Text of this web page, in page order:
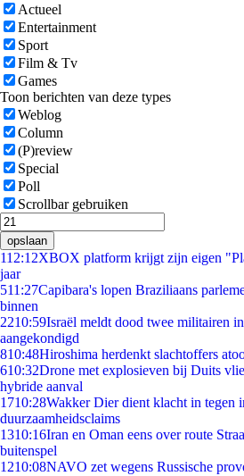
Actueel
Entertainment
Sport
Film & Tv
Games
Toon berichten van deze types
Weblog
Column
(P)review
Special
Poll
Scrollbar gebruiken
opslaan
112:12XBOX platform krijgt zijn eigen
jaar
511:27Capibara's lopen Braziliaans
binnen
2210:59Israël meldt dood twee militairen
aangekondigd
810:48Hiroshima herdenkt slachtoffers
610:32Drone met explosieven bij Duits
hybride aanval
1710:28Wakker Dier dient klacht in tegen
duurzaamheidsclaims
1310:16Iran en Oman eens over route
buitenspel
1210:08NAVO zet wegens Russische